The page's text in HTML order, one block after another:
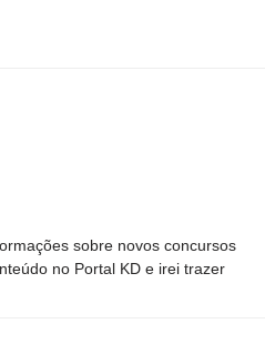
sobre novos concursos
no Portal KD e irei trazer